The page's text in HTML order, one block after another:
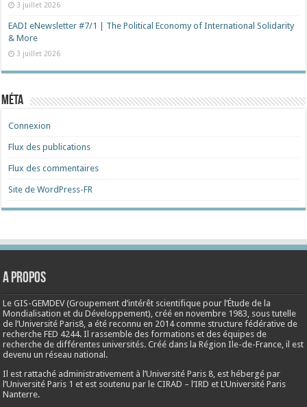
3 juillet 2026
EADI eNewsletter #7/1 | The Political Economy of International Solidarity
& More
3 juillet 2026
Méta
Connexion
Flux des publications
Flux des commentaires
Site de WordPress-FR
A propos
Le GIS-GEMDEV (Groupement d’intérêt scientifique pour l’Étude de la
Mondialisation et du Développement), créé ennovembre 1983, sous tutelle
de l’Université Paris8, a été reconnu en 2014 comme structure fédérative de
recherche FED 4244. Il rassemble des formations et des équipes de
recherche de différentes universités. Créé dans la Région Ile-de-France, il est
devenu un réseau national.
Il est rattaché administrativement à l’Université Paris 8, est hébergé par
l’Université Paris 1 et est soutenu par le CIRAD – l’IRD et L’Université Paris
Nanterre.